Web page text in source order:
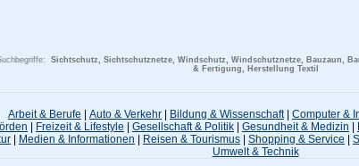
Sichtschutz, Sichtschutznetze, Windschutz, Windschutznetze, Bauzaun,
& Fertigung, Herstellung Textil
Arbeit & Berufe Auto & Verkehr Bildung & Wissenschaft| Computer &
Freizeit & Lifestyle Gesellschaft & Politik Gesundheit & Medizin
Medien & Informationen Reisen & Tourismus Shopping & Service
Umwelt & Technik